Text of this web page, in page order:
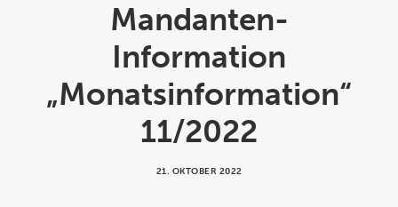
LEISTUNGEN
Mandanten-
Information
„Monatsinformation“
11/2022
21. OKTOBER 2022